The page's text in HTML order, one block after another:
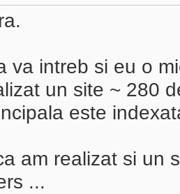
va intreb si eu o
un site ~ 280
este
am realizat si un
...